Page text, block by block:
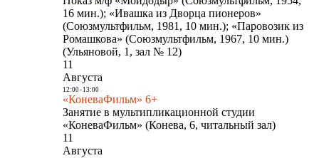
16 мин.); «Ивашка из Дворца пионеров»
(Союзмультфильм, 1981, 10 мин.); «Паровозик из
Ромашкова» (Союзмультфильм, 1967, 10 мин.)
(Ульяновой, 1, зал № 12)
11
Августа
12:00- 13:00
«КоневаФильм» 6+
Занятие в мультипликационной студии
«КоневаФильм» (Конева, 6, читальный зал)
11
Августа